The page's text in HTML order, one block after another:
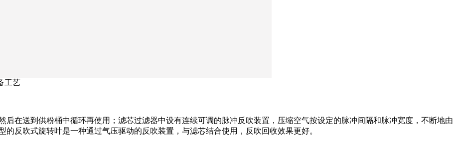
工艺
后在送到供粉桶中循环再使用；滤芯过滤器中设有连续可调的脉冲反吹装置，压缩空气按设定的脉冲间隔和脉冲宽度，不断地由
反吹式旋转叶是一种通过气压驱动的反吹装置，与滤芯结合使用，反吹回收效果更好。